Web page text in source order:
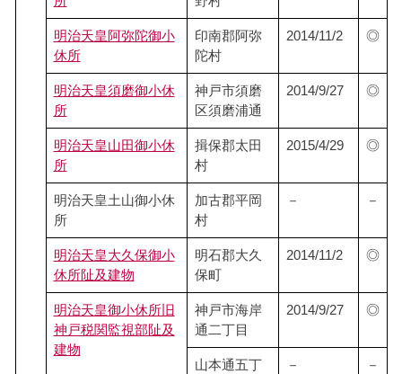
明治天皇阿弥陀御小
休所
印南郡阿弥
陀村
2014/11/2 ◎
明治天皇須磨御小休
所
神戸市須磨
区須磨浦通
2014/9/27 ◎
明治天皇山田御小休
所
揖保郡太田
村
2015/4/29 ◎
明治天皇土山御小休
所
加古郡平岡
村
－ －
明治天皇大久保御小
休所阯及建物
明石郡大久
保町
2014/11/2 ◎
明治天皇御小休所旧
神戸税関監視部阯及
建物
神戸市海岸
通二丁目
2014/9/27 ◎
山本通五丁
－ －